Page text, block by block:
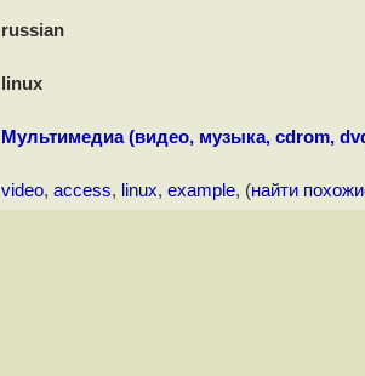
russian
linux
Мультимедиа (видео, музыка, cdrom,
video, access, linux, example, (найти